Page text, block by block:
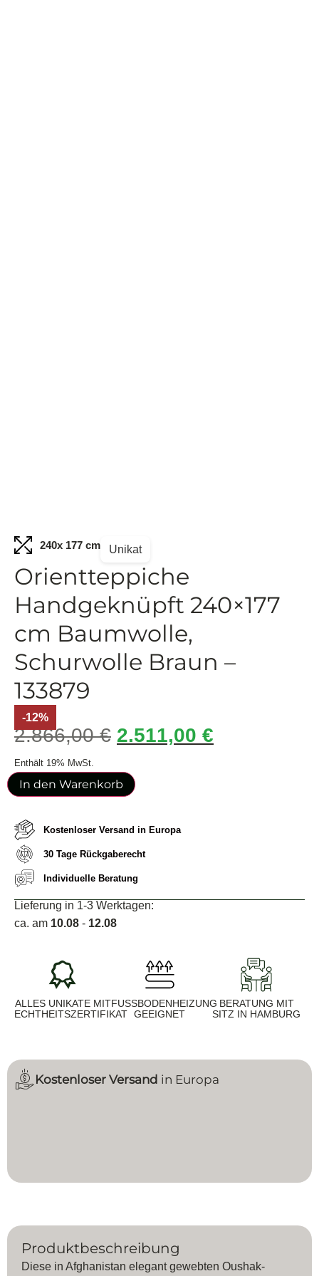
240x 177 cm Unikat
Orientteppiche
Handgeknüpft 240×177
cm Baumwolle,
Schurwolle Braun –
133879
-12%
2.866,00€ 2.511,00 €
Enthält 19% MwSt.
In den Warenkorb
Kostenloser Versand in Europa
30 Tage Rückgaberecht
Individuelle Beratung
Lieferung in 1-3 Werktagen:
ca. am 10.08 - 12.08
ALLES UNIKATE MIT
ECHTHEITSZERTIFIKAT
FUSSBODENHEIZUNG G
EEIGNET
BERATUNG MIT
SITZ IN HAMBURG
Kostenloser Versand in Europa
Produktbeschreibung
Diese in Afghanistan elegant gewebten Oushak-